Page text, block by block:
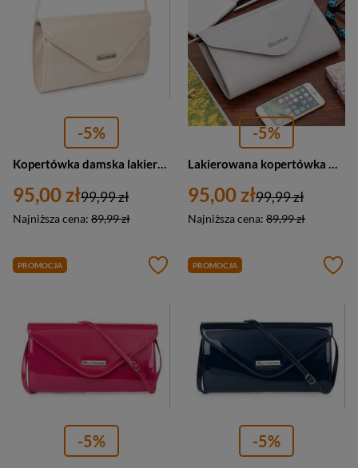
-5%
95,00 zł
Najniższa cena: 89,99 zł
99,99 zł
-5%
95,00 zł
Najniższa cena: 89,99 zł
99,99 zł
PROMOCJA
-5%
PROMOCJA
-5%